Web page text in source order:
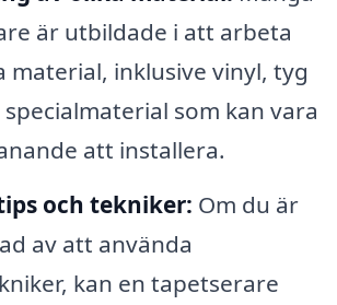
är utbildade i att arbeta
material, inklusive vinyl, tyg
som kan vara
att installera.
och tekniker: Om du är
av att använda
kan en tapetserare